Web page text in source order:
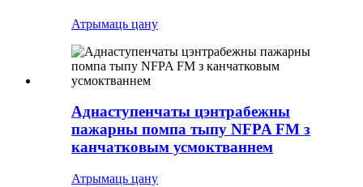
Атрымаць цану
Аднаступенчаты цэнтрабежны
пажарны помпа тыпу NFPA FM з
канчатковым усмоктваннем
Атрымаць цану